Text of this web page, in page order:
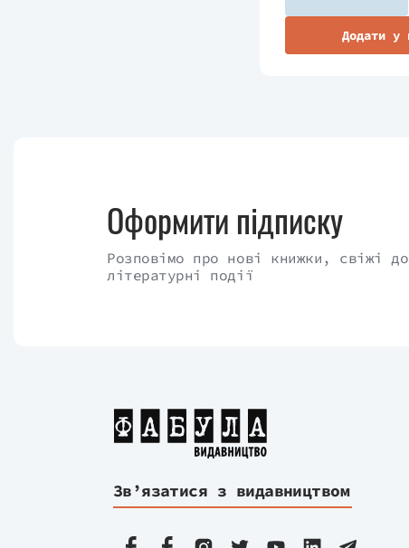
Додати у
Оформити підписку
Розповімо про нові книжки, свіжі
літературні події
Зв’язатися з видавництвом